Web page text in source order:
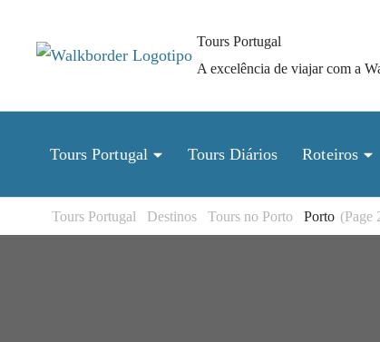
Tours Portugal
A excelência de viajar com a
Tours Portugal Tours Diários Roteiros
Tours Portugal Destinos Tours no Porto Porto (Page